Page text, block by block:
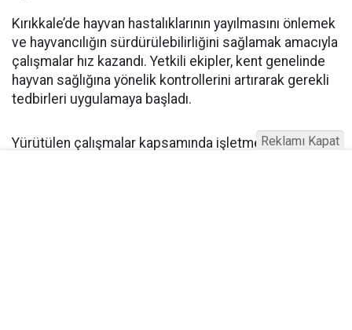
Kırıkkale’de hayvan hastalıklarının yayılmasını önlemek
ve hayvancılığın sürdürülebilirliğini sağlamak amacıyla
çalışmalar hız kazandı. Yetkili ekipler, kent genelinde
hayvan sağlığına yönelik kontrollerini artırarak gerekli
tedbirleri uygulamaya başladı.
Yürütülen çalışmalar kapsamında işletmelerde sağlık
Reklamı Kapat